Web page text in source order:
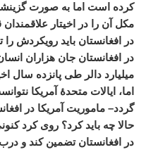
کرده است اما به صورت
مکل آن را در اخیتار علاقمندان
در
افغانستان باید رویکردش را
در
افغانستان جان هزاران
میلیارد دالر طی پانزده سال
اما، ایالات متحدۀ آمریکا
گردد–ماموریت آمریکا در
حالا چه باید کرد؟ روی کرد
در
افغانستان تضمین کند و درب